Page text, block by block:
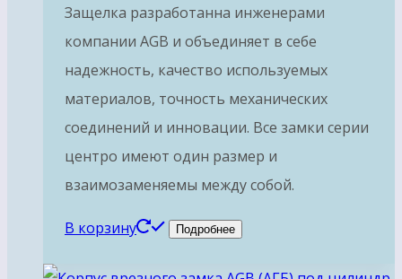
Защелка разработанна инженерами
компании AGB и объединяет в себе
надежность, качество используемых
материалов, точность механических
соединений и инновации. Все замки серии
центро имеют один размер и
взаимозаменяемы между собой.
В корзину Подробнее